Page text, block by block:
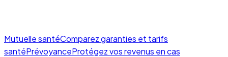
Mutuelle santéComparez garanties et tarifs
santéPrévoyanceProtégez vos revenus en cas